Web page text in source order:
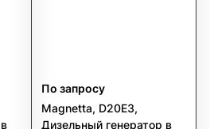
По запросу
Magnetta, D20E3,
Дизельный генератор в